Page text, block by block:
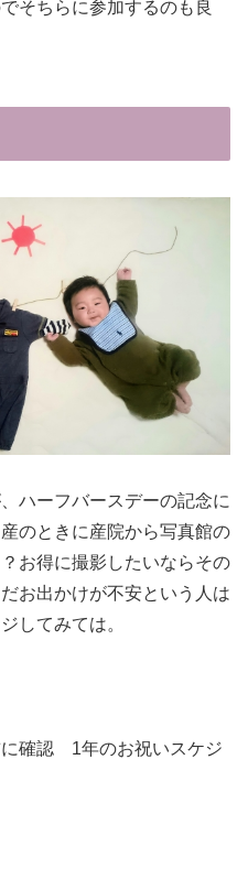
そちらに参加するのも良
ハーフバースデーの記念に
のときに産院から写真館の
お得に撮影したいならその
お出かけが不安という人は
してみては。
に確認 1年のお祝いスケジ